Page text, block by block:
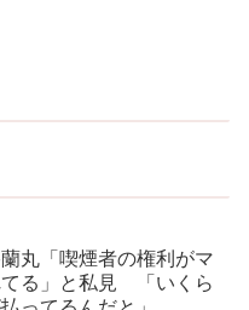
丸「喫煙者の権利がマ
てる」と私見 「いくら